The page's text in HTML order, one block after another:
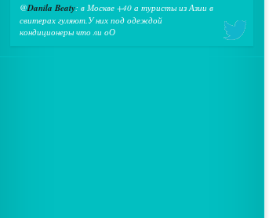
@Danila Beaty: в Москве +40 а туристы из Азии в
свитерах гуляют.У них под одеждой
кондиционеры что ли оО